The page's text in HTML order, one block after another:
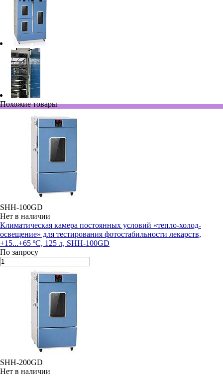
Похожие товары
SHH-100GD
Нет в наличии
Климатическая камера постоянных условий «тепло-холод-
освещение» для тестирования фотостабильности лекарств,
+15...+65 ºC, 125 л, SHH-100GD
По запросу
SHH-200GD
Нет в наличии